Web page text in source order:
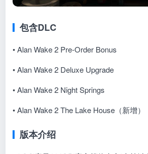
包含DLC
• Alan Wake 2 Pre-Order Bonus
• Alan Wake 2 Deluxe Upgrade
• Alan Wake 2 Night Springs
• Alan Wake 2 The Lake House（新增）
版本介绍